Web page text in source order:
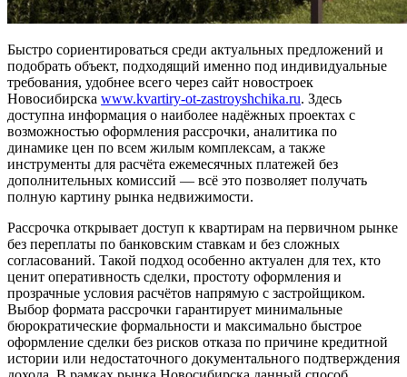
Быстро сориентироваться среди актуальных предложений и
подобрать объект, подходящий именно под индивидуальные
требования, удобнее всего через сайт новостроек
Новосибирска www.kvartiry-ot-zastroyshchika.ru. Здесь
доступна информация о наиболее надёжных проектах с
возможностью оформления рассрочки, аналитика по
динамике цен по всем жилым комплексам, а также
инструменты для расчёта ежемесячных платежей без
дополнительных комиссий — всё это позволяет получать
полную картину рынка недвижимости.
Рассрочка открывает доступ к квартирам на первичном рынке
без переплаты по банковским ставкам и без сложных
согласований. Такой подход особенно актуален для тех, кто
ценит оперативность сделки, простоту оформления и
прозрачные условия расчётов напрямую с застройщиком.
Выбор формата рассрочки гарантирует минимальные
бюрократические формальности и максимально быстрое
оформление сделки без рисков отказа по причине кредитной
истории или недостаточного документального подтверждения